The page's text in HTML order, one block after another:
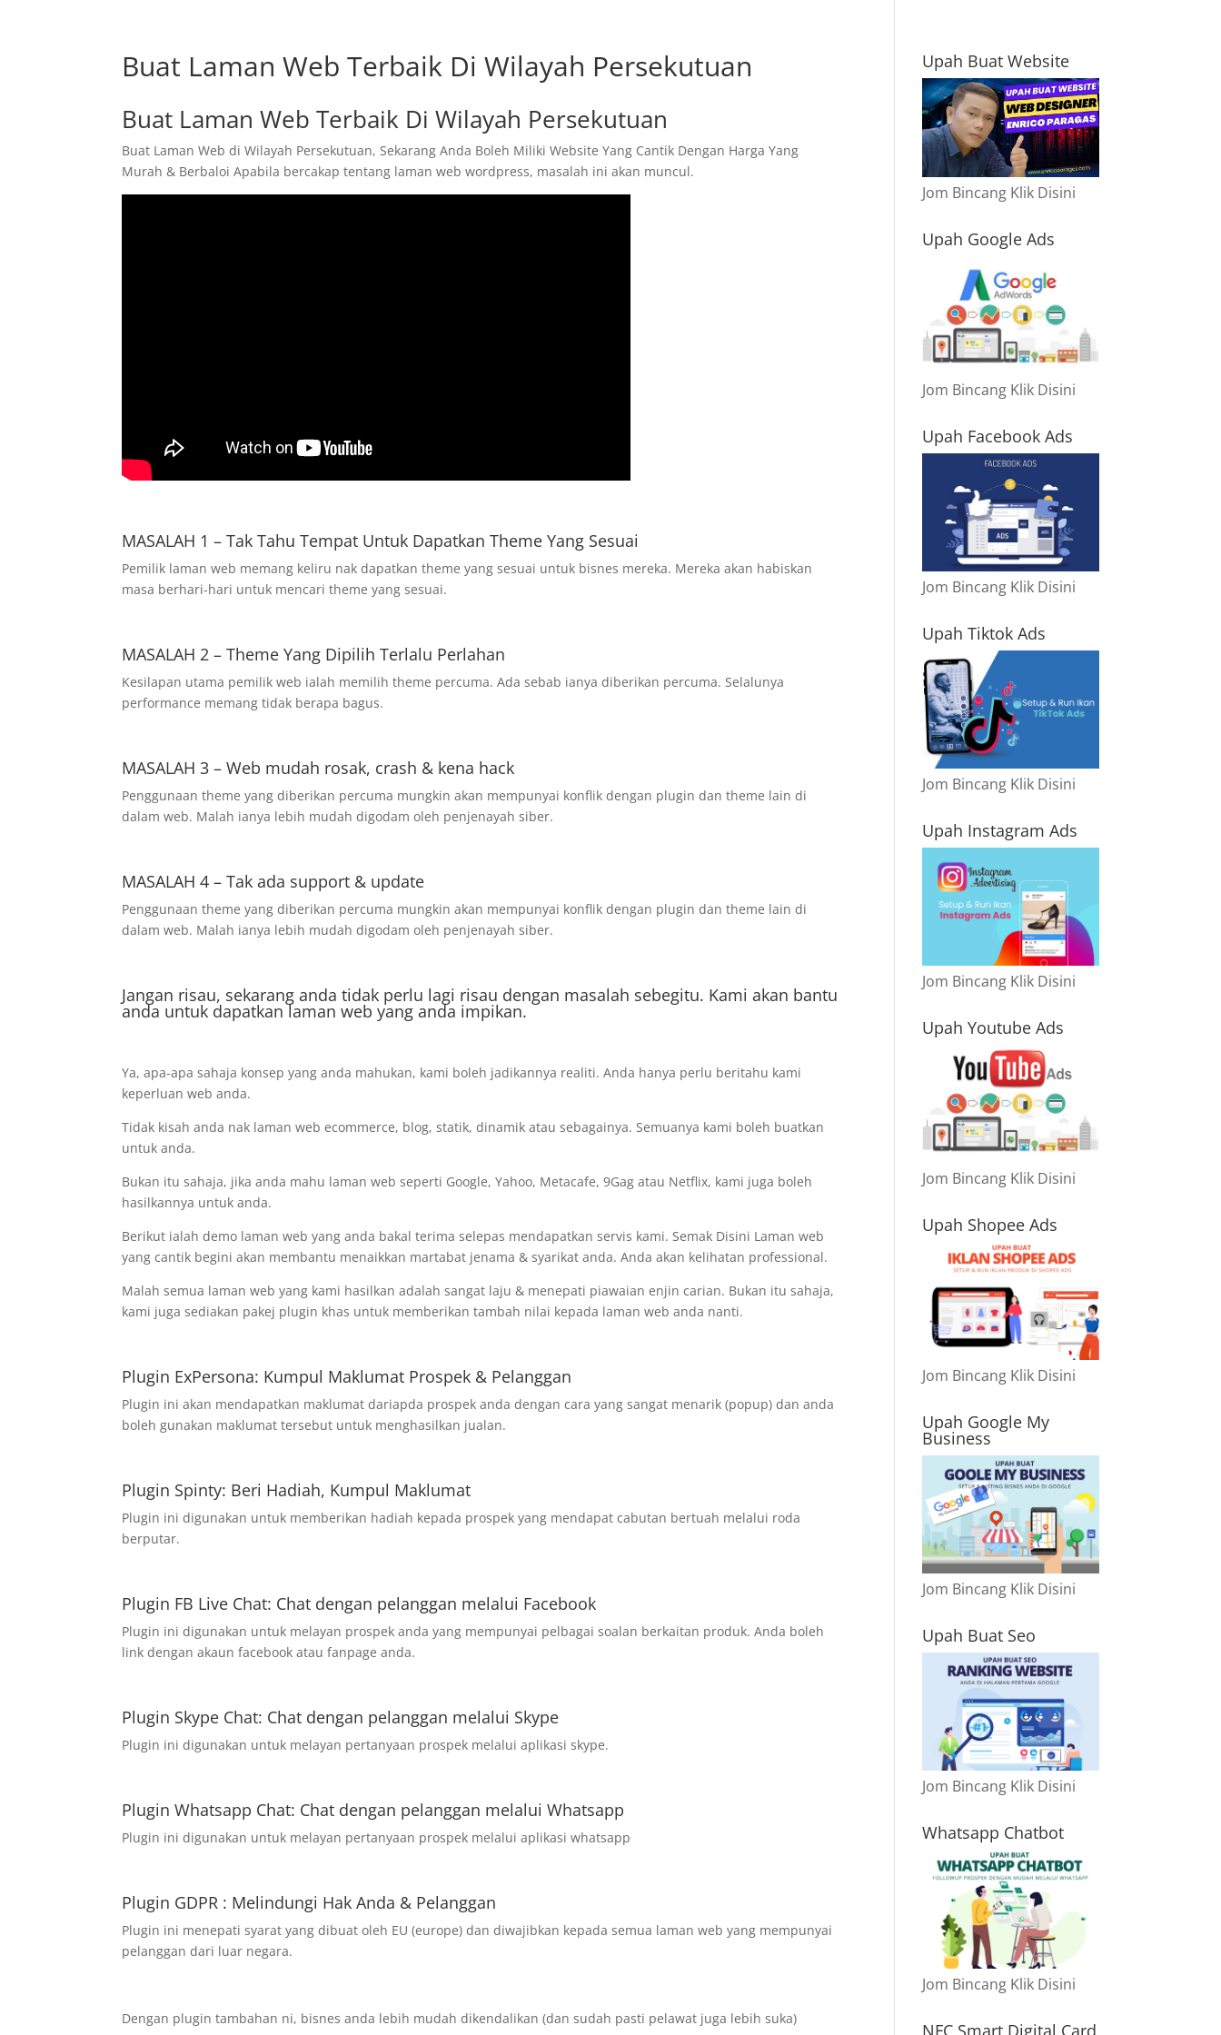
Buat Laman Web Terbaik Di Wilayah Persekutuan
Buat Laman Web Terbaik Di Wilayah Persekutuan
Buat Laman Web di Wilayah Persekutuan, Sekarang Anda Boleh Miliki Website Yang Cantik Dengan Harga Yang
Murah & Berbaloi Apabila bercakap tentang laman web wordpress, masalah ini akan muncul.
MASALAH 1 – Tak Tahu Tempat Untuk Dapatkan Theme Yang Sesuai
Pemilik laman web memang keliru nak dapatkan theme yang sesuai untuk bisnes mereka. Mereka akan habiskan
masa berhari-hari untuk mencari theme yang sesuai.
MASALAH 2 – Theme Yang Dipilih Terlalu Perlahan
Kesilapan utama pemilik web ialah memilih theme percuma. Ada sebab ianya diberikan percuma. Selalunya
performance memang tidak berapa bagus.
MASALAH 3 – Web mudah rosak, crash & kena hack
Penggunaan theme yang diberikan percuma mungkin akan mempunyai konflik dengan plugin dan theme lain di
dalam web. Malah ianya lebih mudah digodam oleh penjenayah siber.
MASALAH 4 – Tak ada support & update
Penggunaan theme yang diberikan percuma mungkin akan mempunyai konflik dengan plugin dan theme lain di
dalam web. Malah ianya lebih mudah digodam oleh penjenayah siber.
Jangan risau, sekarang anda tidak perlu lagi risau dengan masalah sebegitu. Kami akan bantu
anda untuk dapatkan laman web yang anda impikan.
Ya, apa-apa sahaja konsep yang anda mahukan, kami boleh jadikannya realiti. Anda hanya perlu beritahu kami
keperluan web anda.
Tidak kisah anda nak laman web ecommerce, blog, statik, dinamik atau sebagainya. Semuanya kami boleh buatkan
untuk anda.
Bukan itu sahaja, jika anda mahu laman web seperti Google, Yahoo, Metacafe, 9Gag atau Netflix, kami juga boleh
hasilkannya untuk anda.
Berikut ialah demo laman web yang anda bakal terima selepas mendapatkan servis kami. Semak Disini Laman web
yang cantik begini akan membantu menaikkan martabat jenama & syarikat anda. Anda akan kelihatan professional.
Malah semua laman web yang kami hasilkan adalah sangat laju & menepati piawaian enjin carian. Bukan itu sahaja,
kami juga sediakan pakej plugin khas untuk memberikan tambah nilai kepada laman web anda nanti.
Plugin ExPersona: Kumpul Maklumat Prospek & Pelanggan
Plugin ini akan mendapatkan maklumat dariapda prospek anda dengan cara yang sangat menarik (popup) dan anda
boleh gunakan maklumat tersebut untuk menghasilkan jualan.
Plugin Spinty: Beri Hadiah, Kumpul Maklumat
Plugin ini digunakan untuk memberikan hadiah kepada prospek yang mendapat cabutan bertuah melalui roda
berputar.
Plugin FB Live Chat: Chat dengan pelanggan melalui Facebook
Plugin ini digunakan untuk melayan prospek anda yang mempunyai pelbagai soalan berkaitan produk. Anda boleh
link dengan akaun facebook atau fanpage anda.
Plugin Skype Chat: Chat dengan pelanggan melalui Skype
Plugin ini digunakan untuk melayan pertanyaan prospek melalui aplikasi skype.
Plugin Whatsapp Chat: Chat dengan pelanggan melalui Whatsapp
Plugin ini digunakan untuk melayan pertanyaan prospek melalui aplikasi whatsapp
Plugin GDPR : Melindungi Hak Anda & Pelanggan
Plugin ini menepati syarat yang dibuat oleh EU (europe) dan diwajibkan kepada semua laman web yang mempunyai
pelanggan dari luar negara.
Dengan plugin tambahan ni, bisnes anda lebih mudah dikendalikan (dan sudah pasti pelawat juga lebih suka)
Upah Buat Website
Jom Bincang Klik Disini
Upah Google Ads
Jom Bincang Klik Disini
Upah Facebook Ads
Jom Bincang Klik Disini
Upah Tiktok Ads
Jom Bincang Klik Disini
Upah Instagram Ads
Jom Bincang Klik Disini
Upah Youtube Ads
Jom Bincang Klik Disini
Upah Shopee Ads
Jom Bincang Klik Disini
Upah Google My
Business
Jom Bincang Klik Disini
Upah Buat Seo
Jom Bincang Klik Disini
Whatsapp Chatbot
Jom Bincang Klik Disini
NFC Smart Digital Card